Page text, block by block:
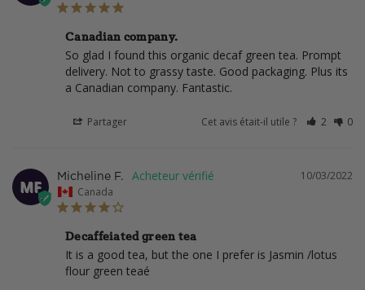
Canadian company.
So glad I found this organic decaf green tea. Prompt
delivery. Not to grassy taste. Good packaging. Plus its
a Canadian company. Fantastic.
Partager Cet avis était-il utile ? 2 0
MF
10/03/2022
Micheline F.
Canada
Decaffeiated green tea
It is a good tea, but the one I prefer is Jasmin /lotus
flour green teaé